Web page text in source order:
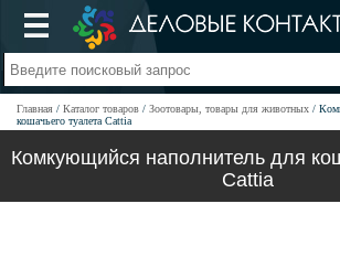
Главная Каталог товаров Зоотовары, товары для животных
кошачьего туалета Cattia
Комкующийся наполнитель для
Cattia